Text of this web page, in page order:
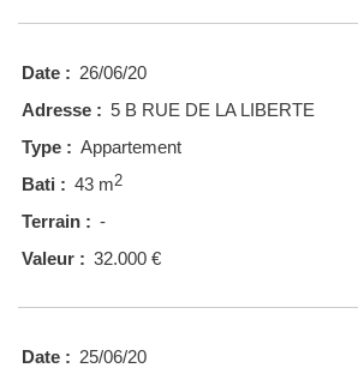
Date : 26/06/20
Adresse : 5 B RUE DE LA LIBERTE
Type : Appartement
Bati : 43 m2
Terrain : -
Valeur : 32.000 €
Date : 25/06/20